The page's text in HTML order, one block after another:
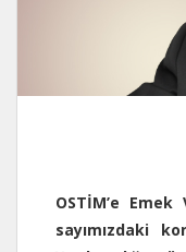
OSTİM’e
sayımızdaki